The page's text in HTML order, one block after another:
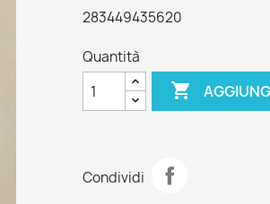
283449435620
Quantità

Condividi